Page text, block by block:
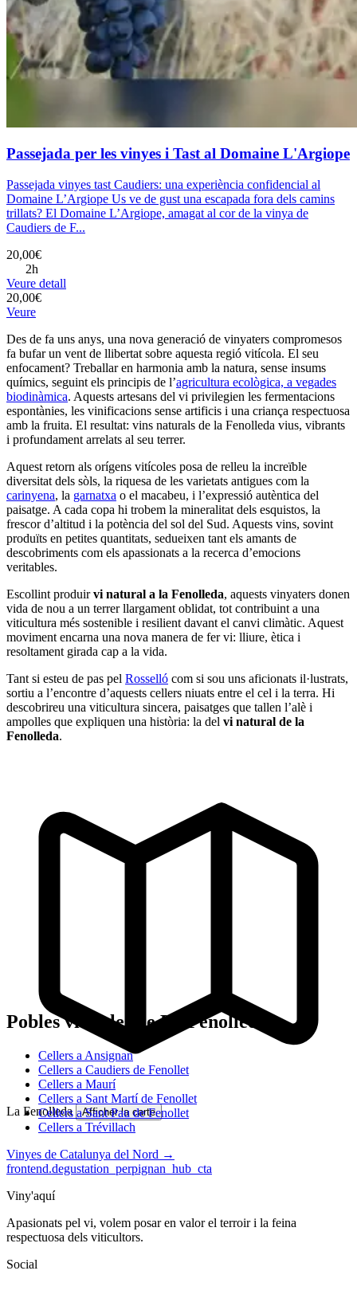
Passejada per les vinyes i Tast al Domaine L'Argiope
Passejada vinyes tast Caudiers: una experiència confidencial al
Domaine L’Argiope Us ve de gust una escapada fora dels camins
trillats? El Domaine L’Argiope, amagat al cor de la vinya de
Caudiers de F...
20,00€
2h
Veure detall
20,00€
Veure
Des de fa uns anys, una nova generació de vinyaters compromesos
fa bufar un vent de llibertat sobre aquesta regió vitícola. El seu
enfocament? Treballar en harmonia amb la natura, sense insums
químics, seguint els principis de l’agricultura ecològica, a vegades
biodinàmica. Aquests artesans del vi privilegien les fermentacions
espontànies, les vinificacions sense artificis i una criança respectuosa
amb la fruita. El resultat: vins naturals de la Fenolleda vius, vibrants
i profundament arrelats al seu terrer.
Aquest retorn als orígens vitícoles posa de relleu la increïble
diversitat dels sòls, la riquesa de les varietats antigues com la
carinyena, la garnatxa o el macabeu, i l’expressió autèntica del
paisatge. A cada copa hi trobem la mineralitat dels esquistos, la
frescor d’altitud i la potència del sol del Sud. Aquests vins, sovint
produïts en petites quantitats, sedueixen tant els amants de
descobriments com els apassionats a la recerca d’emocions
veritables.
Escollint produirvi natural a la Fenolleda, aquests vinyaters donen
vida de nou a un terrer llargament oblidat, tot contribuint a una
viticultura més sostenible i resilient davant el canvi climàtic. Aquest
moviment encarna una nova manera de fer vi: lliure, ètica i
resoltament girada cap a la vida.
Tant si esteu de pas pel Rosselló com si sou uns aficionats il·lustrats,
sortiu a l’encontre d’aquests cellers niuats entre el cel i la terra. Hi
descobrireu una viticultura sincera, paisatges que tallen l’alè i
ampolles que expliquen una història: la del vi natural de la
Fenolleda.
La Fenolleda Afficher la carte
Pobles vitícoles de La Fenolleda
Cellers a Ansignan
Cellers a Caudiers de Fenollet
Cellers a Maurí
Cellers a Sant Martí de Fenollet
Cellers a Sant Pau de Fenollet
Cellers a Trévillach
Vinyes de Catalunya del Nord →
frontend.degustation_perpignan_hub_cta
Viny'aquí
Apasionats pel vi, volem posar en valor el terroir i la feina
respectuosa dels viticultors.
Social